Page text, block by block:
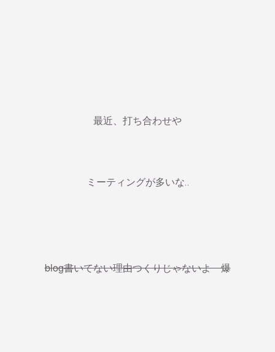
最近、打ち合わせや
ミーティングが多いな‥
blog書いてない理由つくりじゃないよ 爆